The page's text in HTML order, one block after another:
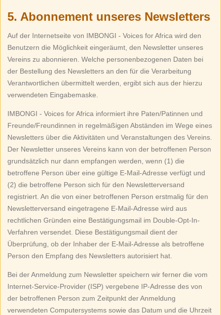
5. Abonnement unseres Newsletters
Auf der Internetseite von IMBONGI - Voices for Africa wird den
Benutzern die Möglichkeit eingeräumt, den Newsletter unseres
Vereins zu abonnieren. Welche personenbezogenen Daten bei
der Bestellung des Newsletters an den für die Verarbeitung
Verantwortlichen übermittelt werden, ergibt sich aus der hierzu
verwendeten Eingabemaske.
IMBONGI - Voices for Africa informiert ihre Paten/Patinnen und
Freunde/Freundinnen in regelmäßigen Abständen im Wege eines
Newsletters über die Aktivitäten und Veranstaltungen des Vereins.
Der Newsletter unseres Vereins kann von der betroffenen Person
grundsätzlich nur dann empfangen werden, wenn (1) die
betroffene Person über eine gültige E-Mail-Adresse verfügt und
(2) die betroffene Person sich für den Newsletterversand
registriert. An die von einer betroffenen Person erstmalig für den
Newsletterversand eingetragene E-Mail-Adresse wird aus
rechtlichen Gründen eine Bestätigungsmail im Double-Opt-In-
Verfahren versendet. Diese Bestätigungsmail dient der
Überprüfung, ob der Inhaber der E-Mail-Adresse als betroffene
Person den Empfang des Newsletters autorisiert hat.
Bei der Anmeldung zum Newsletter speichern wir ferner die vom
Internet-Service-Provider (ISP) vergebene IP-Adresse des von
der betroffenen Person zum Zeitpunkt der Anmeldung
verwendeten Computersystems sowie das Datum und die Uhrzeit